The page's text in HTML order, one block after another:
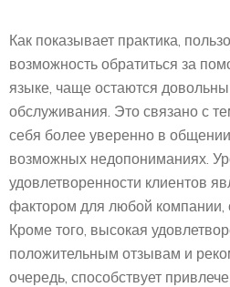
Как показывает практика,
возможность обратиться за
языке, чаще остаются
обслуживания. Это связано с
себя более уверенно в
возможных недопониманиях.
удовлетворенности клиентов
фактором для любой компании,
Кроме того, высокая
положительным отзывам и
очередь, способствует